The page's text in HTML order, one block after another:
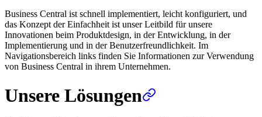
Business Central ist schnell implementiert, leicht konfiguriert, und
das Konzept der Einfachheit ist unser Leitbild für unsere
Innovationen beim Produktdesign, in der Entwicklung, in der
Implementierung und in der Benutzerfreundlichkeit. Im
Navigationsbereich links finden Sie Informationen zur Verwendung
von Business Central in ihrem Unternehmen.
Unsere Lösungen